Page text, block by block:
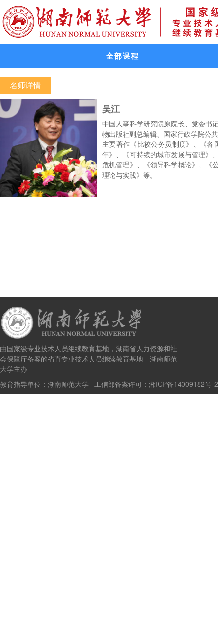
全部课程
名师详情
吴江
中国人事科学研究院原院长、党委书
物出版社副总编辑、国家行政学院公
主要著作《比较公务员制度》、《
年》、《可持续的城市发展与管理》
危机管理》、《领导科学概论》、《
理论与实践》等。
由国家级专业技术人员继续教育基地，湖南省人力资源和社
会保障厅备案的省直专业技术人员继续教育基地—湖南师范
大学主办
教育指导单位：湖南师范大学 工信部备案许可： 湘ICP备14009182号-2